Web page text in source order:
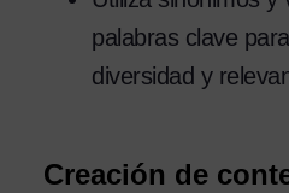
palabras clave
diversidad y
Creación de